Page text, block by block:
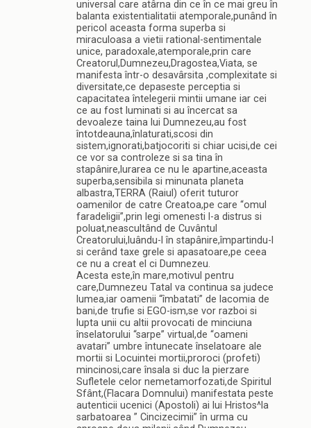
universal care atârna din ce în ce mai greu în
balanta existentialitatii atemporale,punând în
pericol aceasta forma superba si
miraculoasa a vietii rational-sentimentale
unice, paradoxale,atemporale,prin care
Creatorul,Dumnezeu,Dragostea,Viata, se
manifesta într-o desavârsita ,complexitate si
diversitate,ce depaseste perceptia si
capacitatea întelegerii mintii umane iar cei
ce au fost luminati si au încercat sa
devoaleze taina lui Dumnezeu,au fost
întotdeauna,înlaturati,scosi din
sistem,ignorati,batjocoriti si chiar ucisi,de cei
ce vor sa controleze si sa tina în
stapânire,lurarea ce nu le apartine,aceasta
superba,sensibila si minunata planeta
albastra,TERRA (Raiul) oferit tuturor
oamenilor de catre Creatoa,pe care “omul
faradeligii”,prin legi omenesti l-a distrus si
poluat,neascultând de Cuvântul
Creatorului,luându-l în stapânire,împartindu-l
si cerând taxe grele si apasatoare,pe ceea
ce nu a creat el ci Dumnezeu.
Acesta este,în mare,motivul pentru
care,Dumnezeu Tatal va continua sa judece
lumea,iar oamenii “îmbatati” de lacomia de
bani,de trufie si EGO-ism,se vor razboi si
lupta unii cu altii provocati de minciuna
înselatorului “sarpe” virtual,de “oameni
avatari” umbre întunecate înselatoare ale
mortii si Locuintei mortii,proroci (profeti)
mincinosi,care însala si duc la pierzare
Sufletele celor nemetamorfozati,de Spiritul
Sfânt,(Flacara Domnului) manifestata peste
autenticii ucenici (Apostoli) ai lui Hristos^la
sarbatoarea ” Cincizecimii” în urma cu